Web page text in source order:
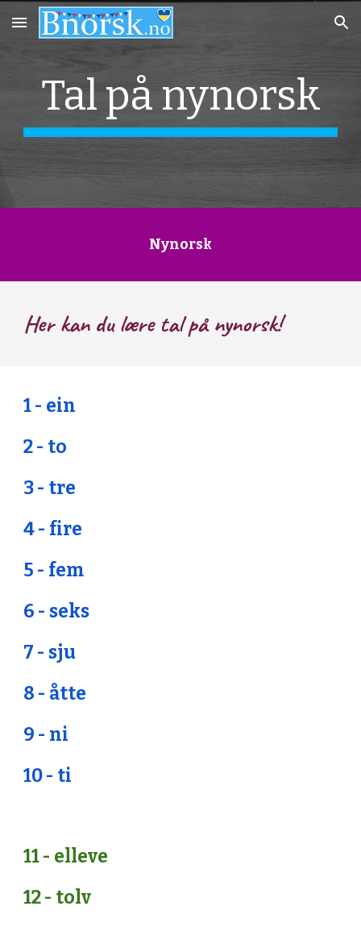
Skip to main content Skip to navigation
Tal på nynorsk
Nynorsk
Her kan du lære tal på nynorsk!
1 - ein
2 - to
3 - tre
4 - fire
5 - fem
6 - seks
7 - sju
8 - åtte
9 - ni
10 - ti
11 - elleve
12 - tolv